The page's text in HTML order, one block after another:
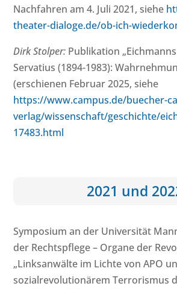
Nachfahren am 4. Juli 2021, siehe
theater-dialoge.de/ob-ich-
Dirk Stolper: Publikation
Servatius (1894-1983):
(erschienen Februar 2025, siehe
https://www.campus.de/buecher-
verlag/wissenschaft/geschichte/
17483.html
2021 und
Symposium an der Universität
der Rechtspflege – Organe der
„Linksanwälte im Lichte von APO
sozialrevolutionärem Terrorismus